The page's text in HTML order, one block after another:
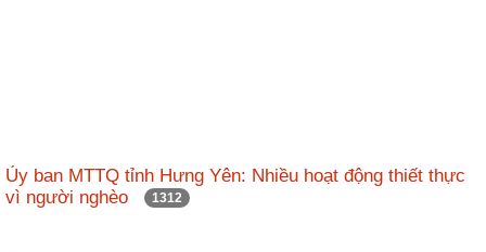
Ủy ban MTTQ tỉnh Hưng Yên: Nhiều hoạt động thiết thực
vì người nghèo
1312